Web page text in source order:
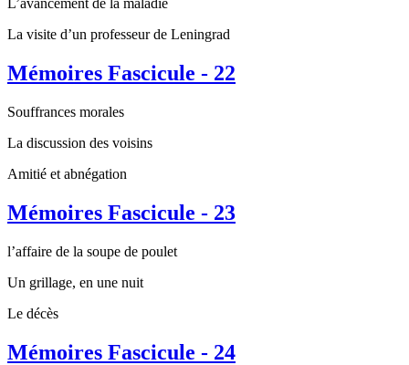
L’avancement de la maladie
La visite d’un professeur de Leningrad
Mémoires Fascicule - 22
Souffrances morales
La discussion des voisins
Amitié et abnégation
Mémoires Fascicule - 23
l’affaire de la soupe de poulet
Un grillage, en une nuit
Le décès
Mémoires Fascicule - 24